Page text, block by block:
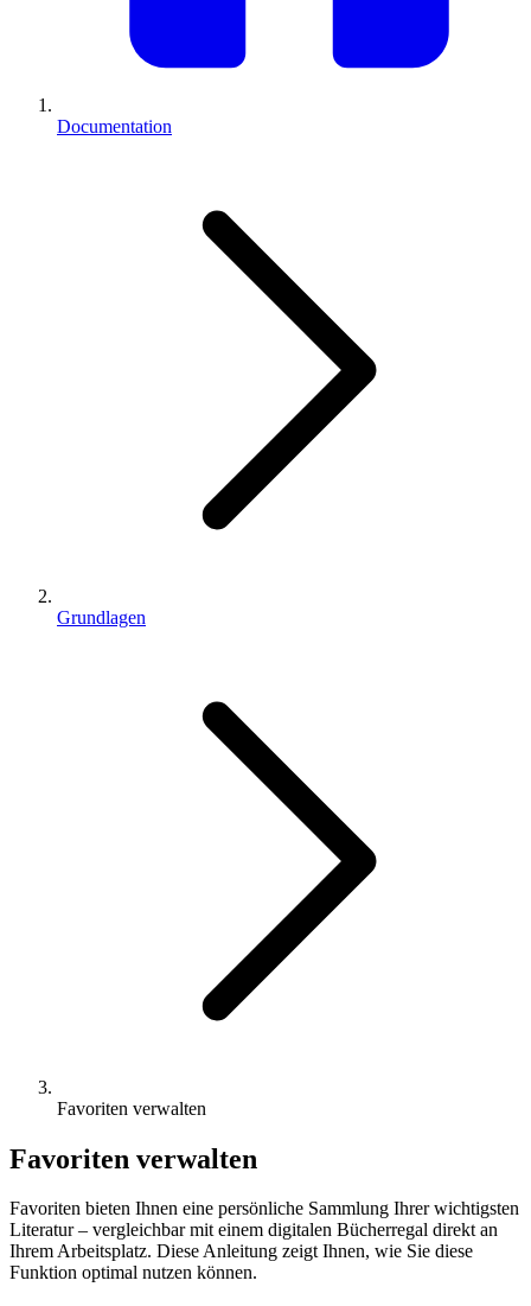
Documentation
Grundlagen
Favoriten verwalten
Favoriten verwalten
Favoriten bieten Ihnen eine persönliche Sammlung Ihrer wichtigsten
Literatur – vergleichbar mit einem digitalen Bücherregal direkt an
Ihrem Arbeitsplatz. Diese Anleitung zeigt Ihnen, wie Sie diese
Funktion optimal nutzen können.